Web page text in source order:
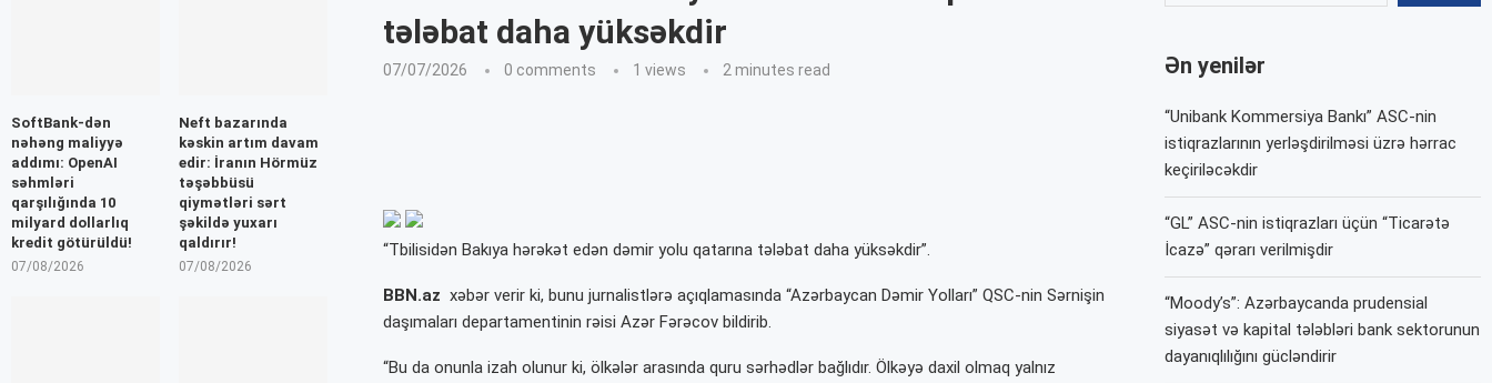
tələbat daha yüksəkdir
07/07/2026 0 comments 1 views 2 minutes read
“Tbilisidən Bakıya hərəkət edən dəmir yolu qatarına tələbat daha yüksəkdir”.
BBN.az xəbər verir ki, bunu jurnalistlərə açıqlamasında “Azərbaycan Dəmir Yolları” QSC-nin Sərnişin
daşımaları departamentinin rəisi Azər Fərəcov bildirib.
“Bu da onunla izah olunur ki, ölkələr arasında quru sərhədlər bağlıdır. Ölkəyə daxil olmaq yalnız
Ən yenilər
“Unibank Kommersiya Bankı” ASC-nin
istiqrazlarının yerləşdirilməsi üzrə hərrac
keçiriləcəkdir
“GL” ASC-nin istiqrazları üçün “Ticarətə
İcazə” qərarı verilmişdir
“Moody’s”: Azərbaycanda prudensial
siyasət və kapital tələbləri bank sektorunun
dayanıqlılığını gücləndirir
SoftBank-dən
nəhəng maliyyə
addımı: OpenAI
səhmləri
qarşılığında 10
milyard dollarlıq
kredit götürüldü!
07/08/2026
Neft bazarında
kəskin artım davam
edir: İranın Hörmüz
təşəbbüsü
qiymətləri sərt
şəkildə yuxarı
qaldırır!
07/08/2026